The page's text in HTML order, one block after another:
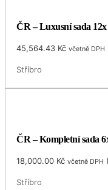
ČR – Luxusní sada
45,564.43 Kč včetně DPH
Stříbro
ČR – Kompletní sada
18,000.00 Kč včetně DPH
Stříbro